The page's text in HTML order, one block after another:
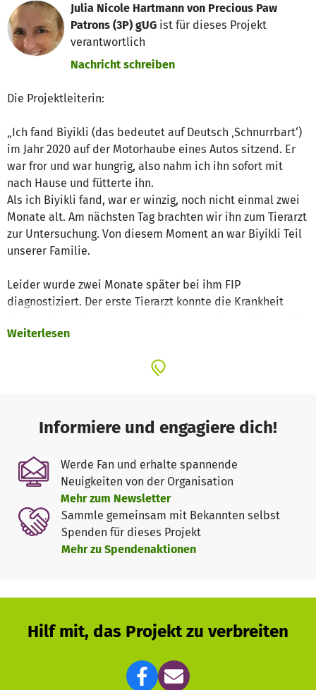
Julia Nicole Hartmann von Precious Paw
Patrons (3P) gUG ist für dieses Projekt
verantwortlich
Nachricht schreiben
Die Projektleiterin:
„Ich fand Biyikli (das bedeutet auf Deutsch ‚Schnurrbart‘)
im Jahr 2020 auf der Motorhaube eines Autos sitzend. Er
war fror und war hungrig, also nahm ich ihn sofort mit
nach Hause und fütterte ihn.
Als ich Biyikli fand, war er winzig, noch nicht einmal zwei
Monate alt. Am nächsten Tag brachten wir ihn zum Tierarzt
zur Untersuchung. Von diesem Moment an war Biyikli Teil
unserer Familie.
Leider wurde zwei Monate später bei ihm FIP
diagnostiziert. Der erste Tierarzt konnte die Krankheit
eine andere Klinik die Diagnose bestätigte. Wir begannen
nicht hoch genug, da die Infektion bereits die Blut-Hirn-
dann erhielten wir ein Medikament aus dem Ausland, und
dank dessen erholte sich Biyikli. Es ist ein Wunder, dass
er überlebt hat.
Im Jahr 2023, während des Erdbebens, konnte ich Biyikli
fünf Tage lang nicht finden. Unser Haus wurde stark
beschädigt, aber trotz des Chaos kehrte ich jeden Tag
zurück – und fand ihn schließlich am fünften Tag.
Ich bin so glücklich, seine „Mama“ zu sein. Ich habe mir
https://www.instagram.com/biyikli_animal_rescue/
Weiterlesen
Informiere und engagiere dich!
Werde Fan und erhalte spannende
Neuigkeiten von der Organisation
Mehr zum Newsletter
Sammle gemeinsam mit Bekannten selbst
Spenden für dieses Projekt
Mehr zu Spendenaktionen
Hilf mit, das Projekt zu verbreiten